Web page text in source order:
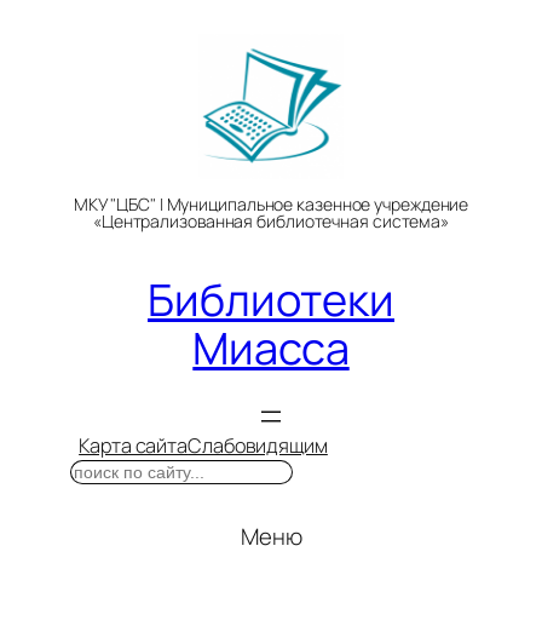
МКУ "ЦБС" | Муниципальное казенное учреждение
«Централизованная библиотечная система»
Библиотеки
Миасса
Карта сайтаСлабовидящим
Поиск
Меню